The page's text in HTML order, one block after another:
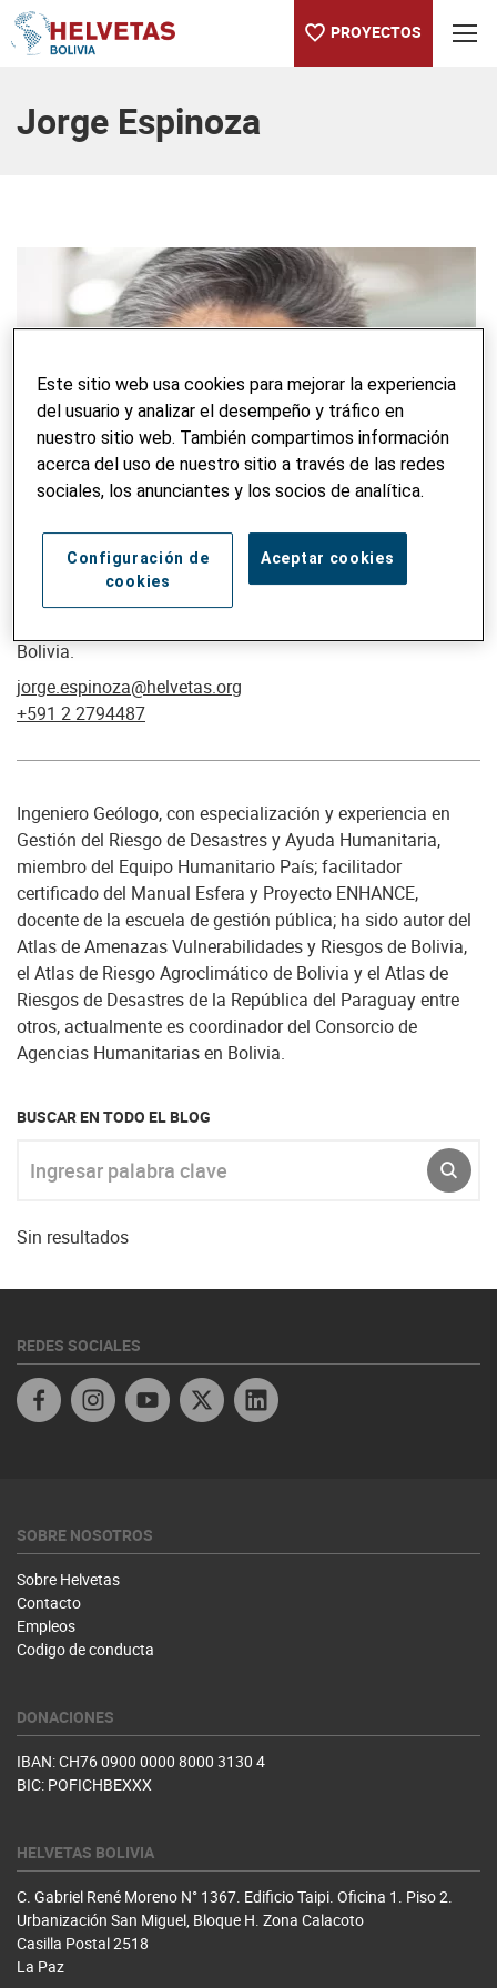
PROYECTOS
Jorge Espinoza
Jorge Espinoza
Bolivia.
jorge.espinoza@helvetas.org
+591 2 2794487
Ingeniero Geólogo, con especialización y experiencia en
Gestión del Riesgo de Desastres y Ayuda Humanitaria,
miembro del Equipo Humanitario País; facilitador
certificado del Manual Esfera y Proyecto ENHANCE,
docente de la escuela de gestión pública; ha sido autor del
Atlas de Amenazas Vulnerabilidades y Riesgos de Bolivia,
el Atlas de Riesgo Agroclimático de Bolivia y el Atlas de
Riesgos de Desastres de la República del Paraguay entre
otros, actualmente es coordinador del Consorcio de
Agencias Humanitarias en Bolivia.
BUSCAR EN TODO EL BLOG
Sin resultados
REDES SOCIALES
FacebookInstagramYouTube Twitter
SOBRE NOSOTROS
Sobre Helvetas
Contacto
Empleos
Codigo de conducta
DONACIONES
IBAN: CH76 0900 0000 8000 3130 4
BIC: POFICHBEXXX
HELVETAS BOLIVIA
C. Gabriel René Moreno N° 1367. Edificio Taipi. Oficina 1. Piso 2.
Urbanización San Miguel, Bloque H. Zona Calacoto
Casilla Postal 2518
La Paz
Este sitio web usa cookies para mejorar la experiencia
del usuario y analizar el desempeño y tráfico en
nuestro sitio web. También compartimos información
acerca del uso de nuestro sitio a través de las redes
sociales, los anunciantes y los socios de analítica.
Aceptar cookies
Configuración de
cookies